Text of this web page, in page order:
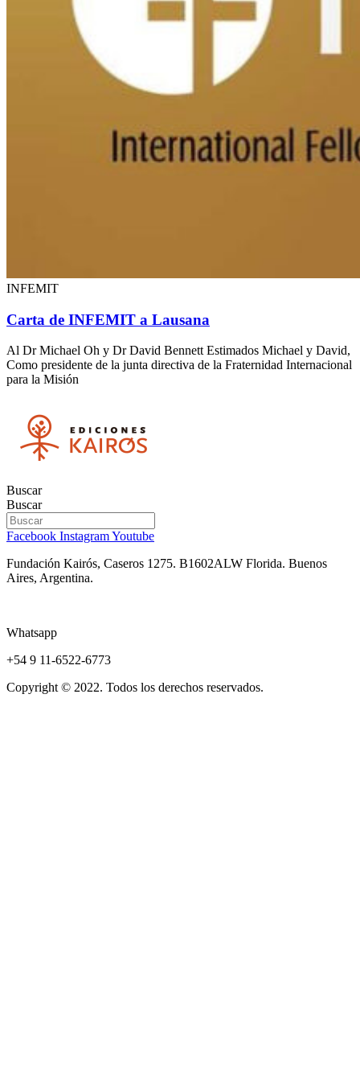
INFEMIT
Carta de INFEMIT a Lausana
Al Dr Michael Oh y Dr David Bennett Estimados Michael y David,
Como presidente de la junta directiva de la Fraternidad Internacional
para la Misión
Buscar
Buscar
Facebook InstagramYoutube
Fundación Kairós, Caseros 1275. B1602ALW Florida. Buenos
Aires, Argentina.
Whatsapp
+54 9 11-6522-6773
Copyright © 2022. Todos los derechos reservados.